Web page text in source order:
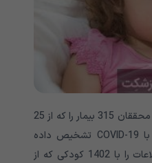
به عنوان بخشی از این مطالعه، محققان 315 بیمار را که از 25
مارس 2020 تا 15 مه 2020 با COVID-19 تشخیص داده
شدند را بررسی کردند. آنها اطلاعات را با 1402 کودکی که از